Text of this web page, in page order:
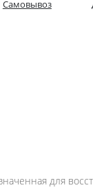
Самовывоз
для